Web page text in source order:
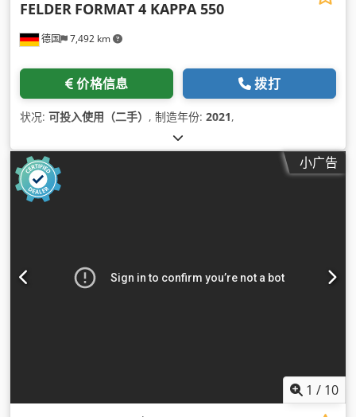
德国 7,492 km
FELDER FORMAT 4 KAPPA 550
价格信息 拨打
状况: 可投入使用（二手） , 制造年份: 2021,
小广告
1 / 10